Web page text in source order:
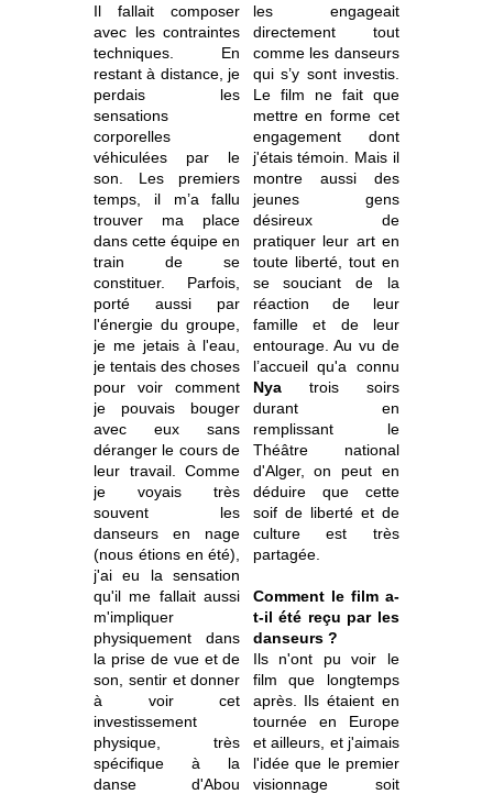
Il fallait composer
avec les contraintes
techniques. En
restant à distance, je
perdais les
sensations
corporelles
véhiculées par le
son. Les premiers
temps, il m’a fallu
trouver ma place
dans cette équipe en
train de se
constituer. Parfois,
porté aussi par
l'énergie du groupe,
je me jetais à l'eau,
je tentais des choses
pour voir comment
je pouvais bouger
avec eux sans
déranger le cours de
leur travail. Comme
je voyais très
souvent les
danseurs en nage
(nous étions en été),
j'ai eu la sensation
qu'il me fallait aussi
m'impliquer
physiquement dans
la prise de vue et de
son, sentir et donner
à voir cet
investissement
physique, très
spécifique à la
danse d'Abou
les engageait
directement tout
comme les danseurs
qui s’y sont investis.
Le film ne fait que
mettre en forme cet
engagement dont
j'étais témoin. Mais il
montre aussi des
jeunes gens
désireux de
pratiquer leur art en
toute liberté, tout en
se souciant de la
réaction de leur
famille et de leur
entourage. Au vu de
l’accueil qu'a connu
Nya trois soirs
durant en
remplissant le
Théâtre national
d'Alger, on peut en
déduire que cette
soif de liberté et de
culture est très
partagée.
Comment le film a-
t-il été reçu par les
danseurs ?
Ils n'ont pu voir le
film que longtemps
après. Ils étaient en
tournée en Europe
et ailleurs, et j'aimais
l'idée que le premier
visionnage soit